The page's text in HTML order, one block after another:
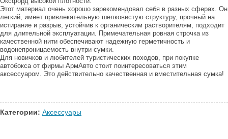
Этот материал очень хорошо зарекомендовал себя в разных сферах. Он
легкий, имеет привлекательную шелковистую структуру, прочный на
истирание и разрыв, устойчив к органическим растворителям, подходит
для длительной эксплуатации. Примечательная ровная строчка из
качественной нити обеспечивают надежную герметичность и
водонепроницаемость внутри сумки.
Для новичков и любителей туристических походов, при покупке
автобокса от фирмы АрмАвто стоит поинтересоваться этим
аксессуаром. Это действительно качественная и вместительная сумка!
Категории: Аксессуары